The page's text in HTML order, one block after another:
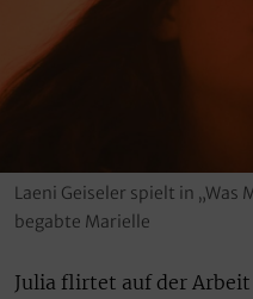
Laeni Geiseler spielt in
begabte Marielle
Julia flirtet auf der